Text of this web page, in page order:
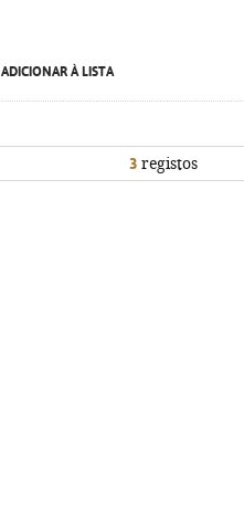
ADICIONAR À LISTA
3 registos